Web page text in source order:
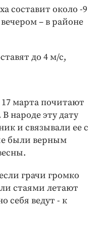
составит около -9
– в районе
до 4 м/с,
марта почитают
народе эту дату
и связывали ее с
были верным
грачи громко
стаями летают
себя ведут - к